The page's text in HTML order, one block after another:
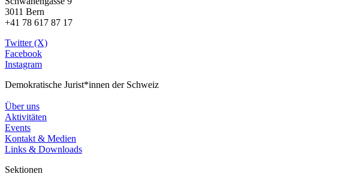
3011 Bern
+41 78 617 87 17
Twitter (X)
Facebook
Instagram
Demokratische Jurist*innen der Schweiz
Über uns
Aktivitäten
Events
Kontakt & Medien
Links & Downloads
Sektionen